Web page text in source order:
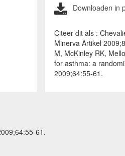
Downloaden in
Citeer dit als :
Minerva Artikel
M, McKinley RK,
for asthma: a
2009;64:55-61.
61.